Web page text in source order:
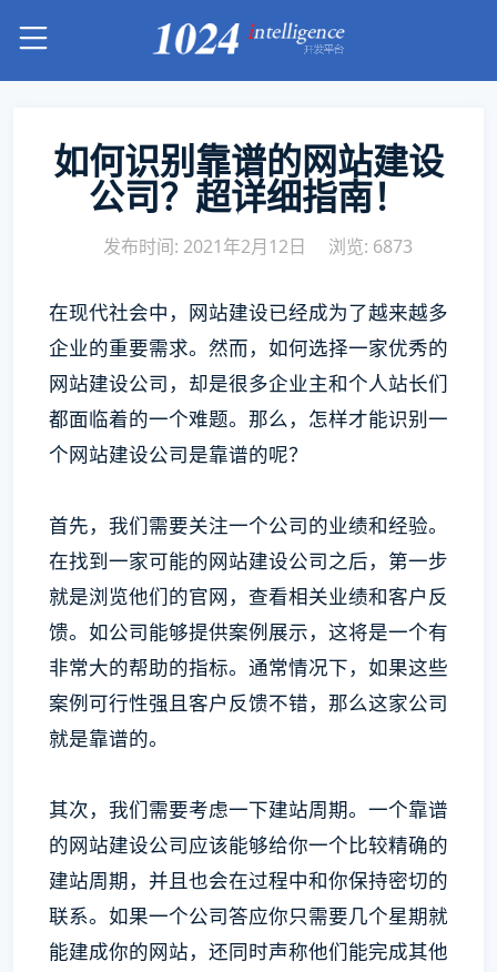
如何识别靠谱的网站建设
公司？超详细指南！
发布时间: 2021年2月12日 浏览: 6873
在现代社会中，网站建设已经成为了越来越多
企业的重要需求。然而，如何选择一家优秀的
网站建设公司，却是很多企业主和个人站长们
都面临着的一个难题。那么，怎样才能识别一
个网站建设公司是靠谱的呢？
首先，我们需要关注一个公司的业绩和经验。
在找到一家可能的网站建设公司之后，第一步
就是浏览他们的官网，查看相关业绩和客户反
馈。如公司能够提供案例展示，这将是一个有
非常大的帮助的指标。通常情况下，如果这些
案例可行性强且客户反馈不错，那么这家公司
就是靠谱的。
其次，我们需要考虑一下建站周期。一个靠谱
的网站建设公司应该能够给你一个比较精确的
建站周期，并且也会在过程中和你保持密切的
联系。如果一个公司答应你只需要几个星期就
能建成你的网站，还同时声称他们能完成其他